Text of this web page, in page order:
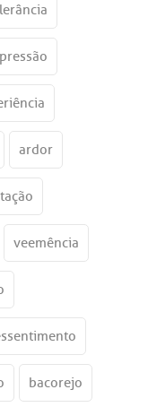
ardor
veemência
bacorejo